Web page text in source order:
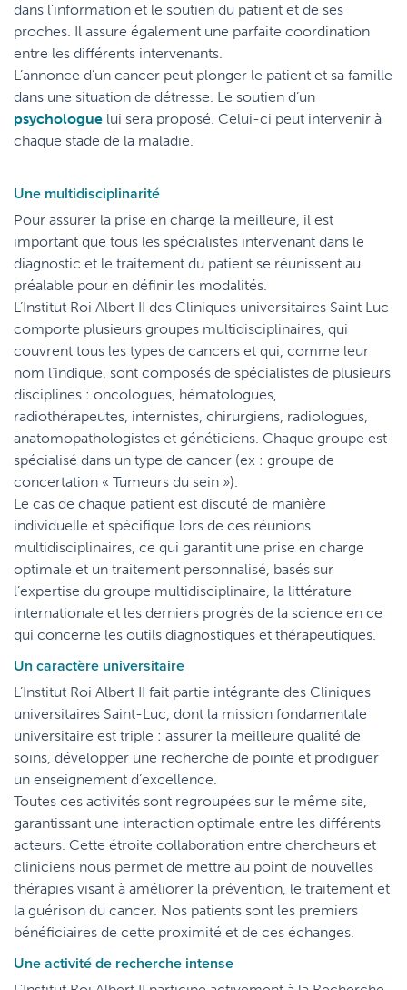
dans l’information et le soutien du patient et de ses
proches. Il assure également une parfaite coordination
entre les différents intervenants.
L’annonce d’un cancer peut plonger le patient et sa famille
dans une situation de détresse. Le soutien d’un
psychologue lui sera proposé. Celui-ci peut intervenir à
chaque stade de la maladie.
Une multidisciplinarité
Pour assurer la prise en charge la meilleure, il est
important que tous les spécialistes intervenant dans le
diagnostic et le traitement du patient se réunissent au
préalable pour en définir les modalités.
L’Institut Roi Albert II des Cliniques universitaires Saint Luc
comporte plusieurs groupes multidisciplinaires, qui
couvrent tous les types de cancers et qui, comme leur
nom l’indique, sont composés de spécialistes de plusieurs
disciplines : oncologues, hématologues,
radiothérapeutes, internistes, chirurgiens, radiologues,
anatomopathologistes et généticiens. Chaque groupe est
spécialisé dans un type de cancer (ex : groupe de
concertation « Tumeurs du sein »).
Le cas de chaque patient est discuté de manière
individuelle et spécifique lors de ces réunions
multidisciplinaires, ce qui garantit une prise en charge
optimale et un traitement personnalisé, basés sur
l’expertise du groupe multidisciplinaire, la littérature
internationale et les derniers progrès de la science en ce
qui concerne les outils diagnostiques et thérapeutiques.
Un caractère universitaire
L’Institut Roi Albert II fait partie intégrante des Cliniques
universitaires Saint-Luc, dont la mission fondamentale
universitaire est triple : assurer la meilleure qualité de
soins, développer une recherche de pointe et prodiguer
un enseignement d’excellence.
Toutes ces activités sont regroupées sur le même site,
garantissant une interaction optimale entre les différents
acteurs. Cette étroite collaboration entre chercheurs et
cliniciens nous permet de mettre au point de nouvelles
thérapies visant à améliorer la prévention, le traitement et
la guérison du cancer. Nos patients sont les premiers
bénéficiaires de cette proximité et de ces échanges.
Une activité de recherche intense